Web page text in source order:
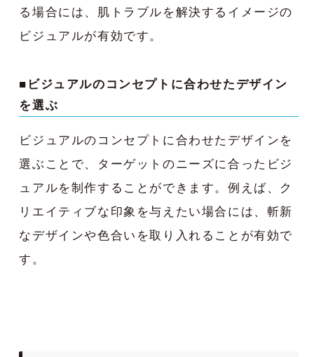
る場合には、肌トラブルを解決するイメージの
ビジュアルが有効です。
■ビジュアルのコンセプトに合わせたデザイン
を選ぶ
ビジュアルのコンセプトに合わせたデザインを
選ぶことで、ターゲットのニーズに合ったビジ
ュアルを制作することができます。例えば、ク
リエイティブな印象を与えたい場合には、斬新
なデザインや色合いを取り入れることが有効で
す。